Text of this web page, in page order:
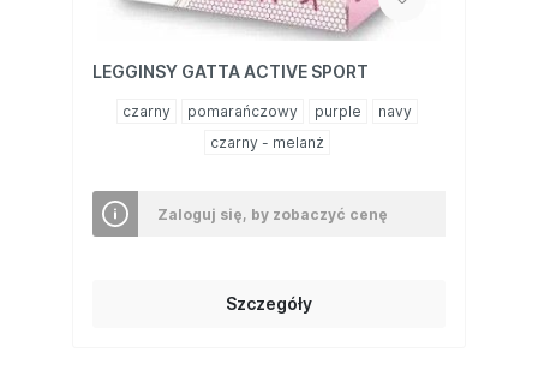
LEGGINSY GATTA ACTIVE SPORT
czarny pomarańczowy purple
navy
czarny - melanż
Zaloguj się, by zobaczyć cenę
Szczegóły